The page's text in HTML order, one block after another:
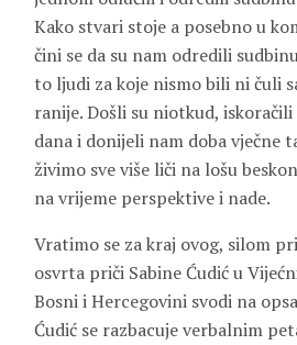
Kako stvari stoje a posebno u
čini se da su nam odredili
to ljudi za koje nismo bili ni čuli
ranije. Došli su niotkud,
dana i donijeli nam doba vječne
živimo sve više liči na lošu
na vrijeme perspektive i nade.
Vratimo se za kraj ovog, silom
osvrta priči Sabine Ćudić u
Bosni i Hercegovini svodi na
Ćudić se razbacuje verbalnim